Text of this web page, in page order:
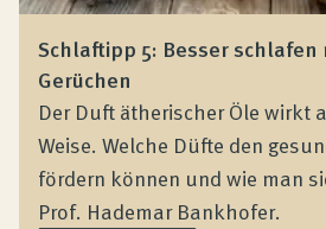
Schlaftipp 5: Besser
Gerüchen
Der Duft ätherischer Öle wirkt
Weise. Welche Düfte den
fördern können und wie man
Prof. Hademar Bankhofer.